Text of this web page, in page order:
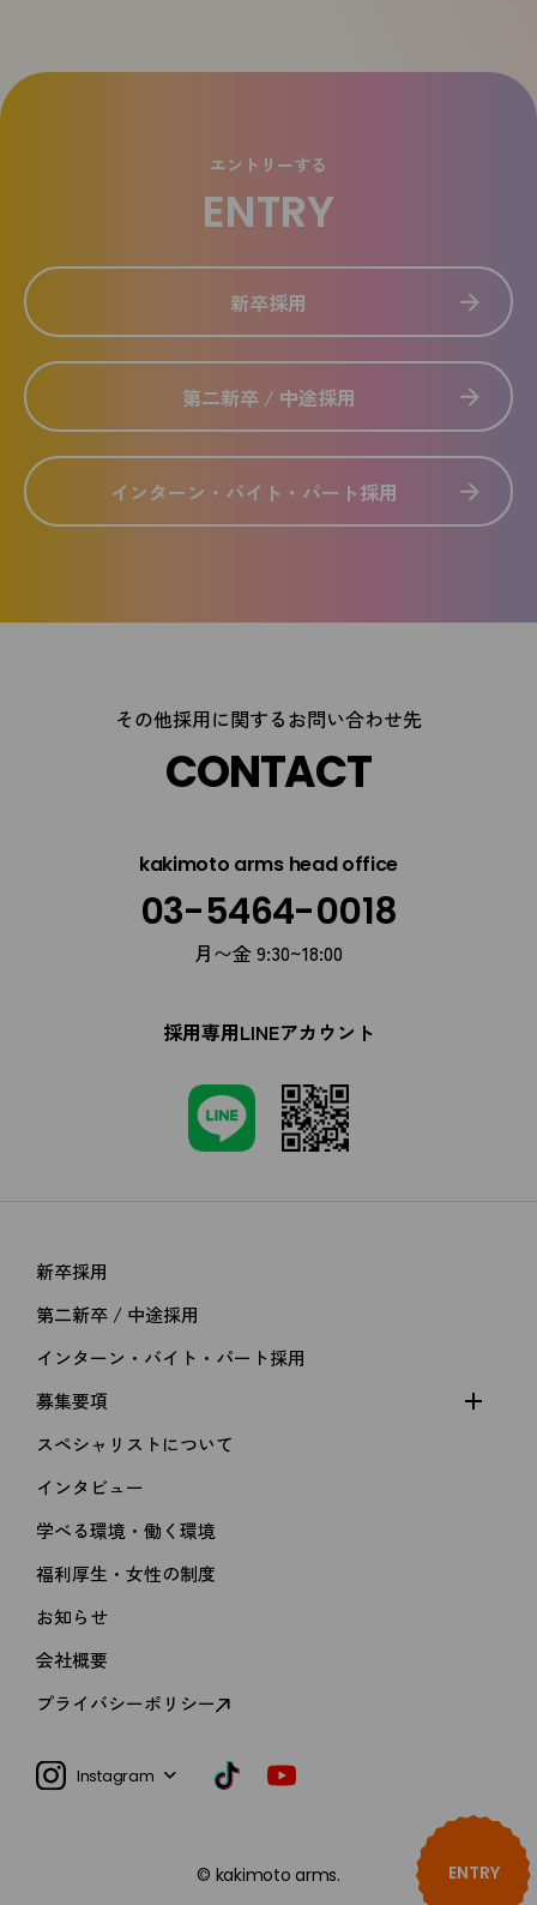
エントリーする
ENTRY
新卒採用
第二新卒 / 中途採用
インターン・バイト・パート採用
ENTRY
その他採用に関するお問い合わせ先
CONTACT
kakimoto arms head office
03-5464-0018
月〜金 9:30~18:00
採用専用LINEアカウント
新卒採用
第二新卒 / 中途採用
インターン・バイト・パート採用
募集要項
スペシャリストについて
インタビュー
学べる環境・働く環境
福利厚生・女性の制度
お知らせ
会社概要
プライバシーポリシー
Instagram
kakimoto arms
MEN'S GROOMING SALON
RECRUIT
© kakimoto arms.